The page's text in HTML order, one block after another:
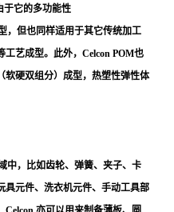
于它的多功能性
，但也同样适用于其它传统加工
艺成型。此外，Celcon POM也
软硬双组分）成型，热塑性弹性体
中，比如齿轮、弹簧、夹子、卡
具元件、洗衣机元件、手动工具部